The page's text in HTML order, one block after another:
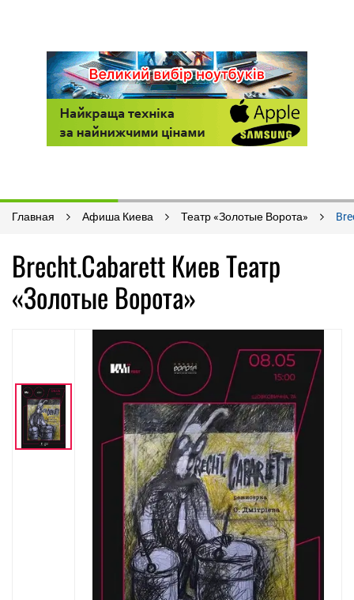
Главная Афиша Киева Театр «Золотые Ворота»
Brecht.Cabarett Киев Театр
«Золотые Ворота»